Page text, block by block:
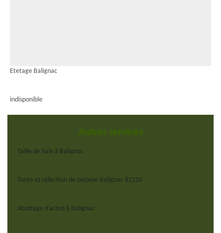
Etetage Balignac
indisponible
Autres services
Taille de haie à Balignac
Tonte et réfection de pelouse Balignac 82120
Abattage d'arbre à Balignac